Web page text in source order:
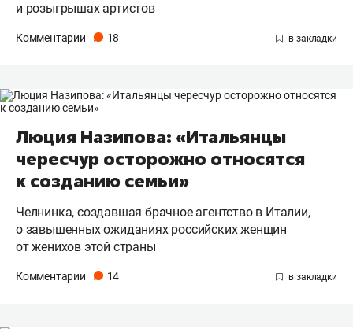
и розыгрышах артистов
Комментарии 18
Люция Назипова: «Итальянцы
чересчур осторожно относятся
к созданию семьи»
Челнинка, создавшая брачное агентство в Италии,
о завышенных ожиданиях российских женщин
от женихов этой страны
Комментарии 14